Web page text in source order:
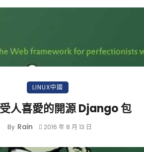
LINUX中國
人喜愛的開源 Django 包
By Rain 2016 年 8 月 13 日